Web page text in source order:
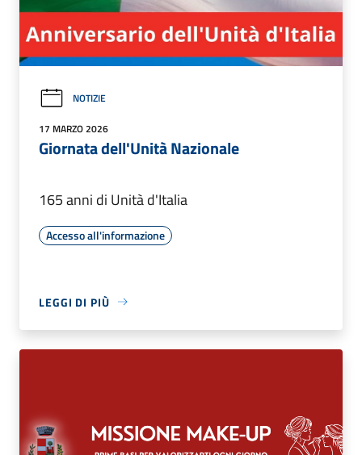
NOTIZIE
17 MARZO 2026
Giornata dell'Unità Nazionale
165 anni di Unità d'Italia
Accesso all'informazione
LEGGI DI PIÙ